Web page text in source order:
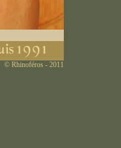
© Rhinoféros - 2011